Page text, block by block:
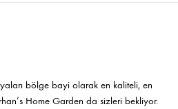
bölge bayi olarak en kaliteli, en
Home Garden da sizleri bekliyor.